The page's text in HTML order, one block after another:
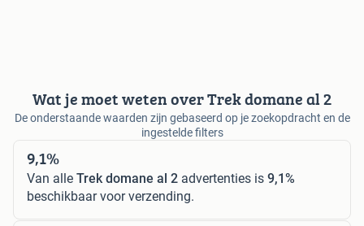
Wat je moet weten over Trek domane al 2
De onderstaande waarden zijn gebaseerd op je zoekopdracht en de
ingestelde filters
9,1%
Van alle Trek domane al 2 advertenties is 9,1%
beschikbaar voor verzending.